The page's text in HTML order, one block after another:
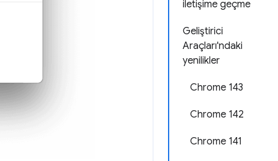
iletişime geçme
Geliştirici
Araçları'ndaki
yenilikler
Chrome 143
Chrome 142
Chrome 141